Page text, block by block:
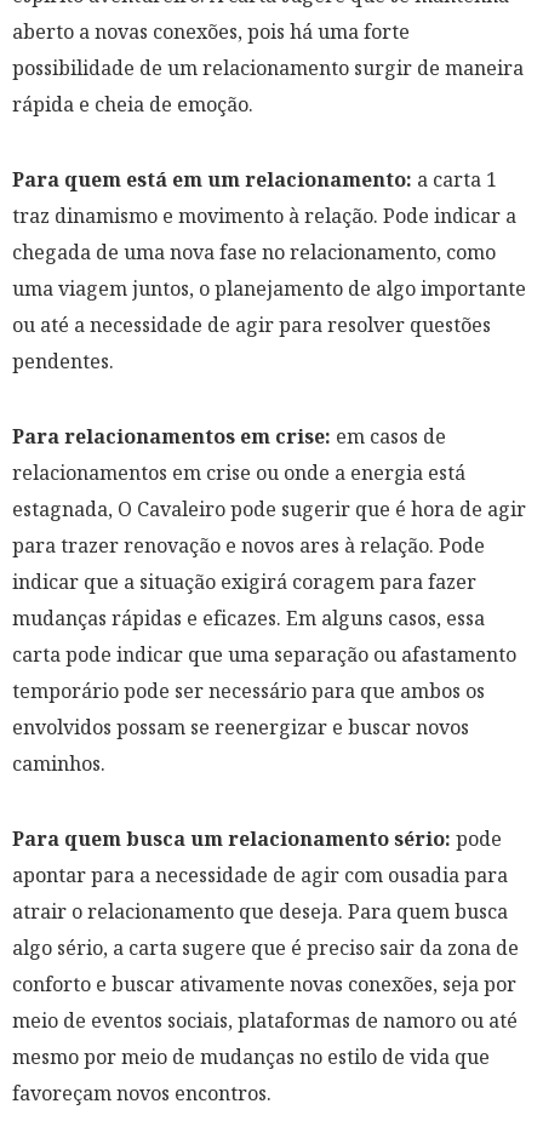
aberto a novas conexões, pois há uma forte
possibilidade de um relacionamento surgir de maneira
rápida e cheia de emoção.
Para quem está em um relacionamento: a carta 1
traz dinamismo e movimento à relação. Pode indicar a
chegada de uma nova fase no relacionamento, como
uma viagem juntos, o planejamento de algo importante
ou até a necessidade de agir para resolver questões
pendentes.
Para relacionamentos em crise: em casos de
relacionamentos em crise ou onde a energia está
estagnada, O Cavaleiro pode sugerir que é hora de agir
para trazer renovação e novos ares à relação. Pode
indicar que a situação exigirá coragem para fazer
mudanças rápidas e eficazes. Em alguns casos, essa
carta pode indicar que uma separação ou afastamento
temporário pode ser necessário para que ambos os
envolvidos possam se reenergizar e buscar novos
caminhos.
Para quem busca um relacionamento sério: pode
apontar para a necessidade de agir com ousadia para
atrair o relacionamento que deseja. Para quem busca
algo sério, a carta sugere que é preciso sair da zona de
conforto e buscar ativamente novas conexões, seja por
meio de eventos sociais, plataformas de namoro ou até
mesmo por meio de mudanças no estilo de vida que
favoreçam novos encontros.